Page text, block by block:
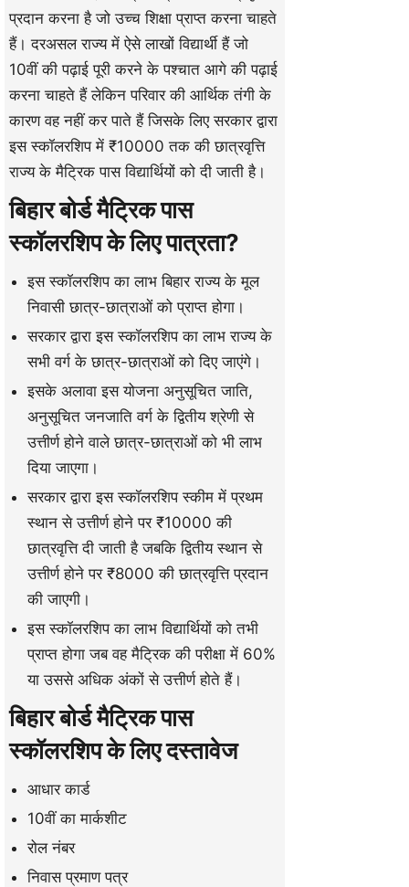
प्रदान करना है जो उच्च शिक्षा प्राप्त करना चाहते
हैं। दरअसल राज्य में ऐसे लाखों विद्यार्थी हैं जो
10वीं की पढ़ाई पूरी करने के पश्चात आगे की पढ़ाई
करना चाहते हैं लेकिन परिवार की आर्थिक तंगी के
कारण वह नहीं कर पाते हैं जिसके लिए सरकार द्वारा
इस स्कॉलरशिप में ₹10000 तक की छात्रवृत्ति
राज्य के मैट्रिक पास विद्यार्थियों को दी जाती है।
बिहार बोर्ड मैट्रिक पास
स्कॉलरशिप के लिए पात्रता?
इस स्कॉलरशिप का लाभ बिहार राज्य के मूल
निवासी छात्र-छात्राओं को प्राप्त होगा।
सरकार द्वारा इस स्कॉलरशिप का लाभ राज्य के
सभी वर्ग के छात्र-छात्राओं को दिए जाएंगे।
इसके अलावा इस योजना अनुसूचित जाति,
अनुसूचित जनजाति वर्ग के द्वितीय श्रेणी से
उत्तीर्ण होने वाले छात्र-छात्राओं को भी लाभ
दिया जाएगा।
सरकार द्वारा इस स्कॉलरशिप स्कीम में प्रथम
स्थान से उत्तीर्ण होने पर ₹10000 की
छात्रवृत्ति दी जाती है जबकि द्वितीय स्थान से
उत्तीर्ण होने पर ₹8000 की छात्रवृत्ति प्रदान
की जाएगी।
इस स्कॉलरशिप का लाभ विद्यार्थियों को तभी
प्राप्त होगा जब वह मैट्रिक की परीक्षा में 60%
या उससे अधिक अंकों से उत्तीर्ण होते हैं।
बिहार बोर्ड मैट्रिक पास
स्कॉलरशिप के लिए दस्तावेज
आधार कार्ड
10वीं का मार्कशीट
रोल नंबर
निवास प्रमाण पत्र